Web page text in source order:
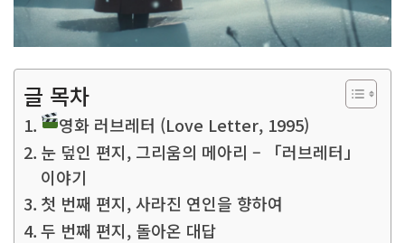
글 목차
영화 러브레터 (Love Letter, 1995)
눈 덮인 편지, 그리움의 메아리 – 「러브레터」
이야기
첫 번째 편지, 사라진 연인을 향하여
두 번째 편지, 돌아온 대답